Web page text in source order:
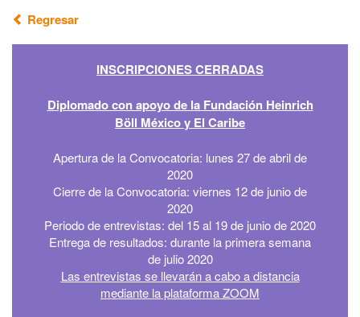
Regresar
INSCRIPCIONES CERRADAS
Diplomado con apoyo de la Fundación Heinrich
Böll México y El Caribe
Apertura de la Convocatoria: lunes 27 de abril de
2020
Cierre de la Convocatoria: viernes 12 de junio de
2020
Periodo de entrevistas: del 15 al 19 de junio de 2020
Entrega de resultados: durante la primera semana
de julio 2020
Las entrevistas se llevarán a cabo a distancia
mediante la plataforma ZOOM